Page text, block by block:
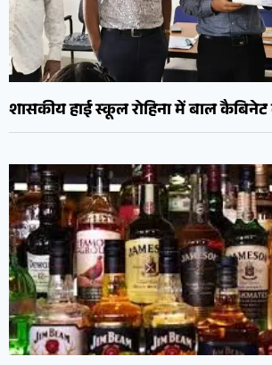
शासकीय हाई स्कूल रोहिना में बाल कैबिनेट